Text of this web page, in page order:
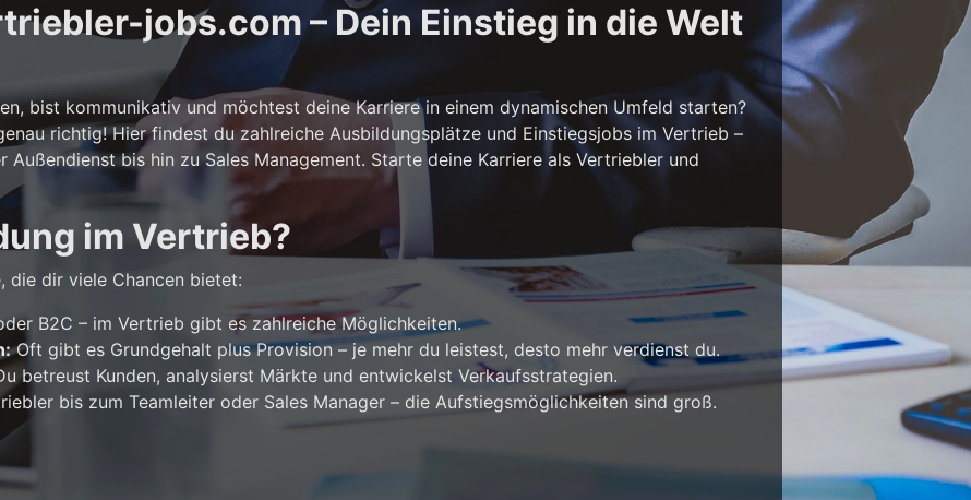
jobs.com – Dein Einstieg in die Welt
bist kommunikativ und möchtest deine Karriere in einem dynamischen Umfeld starten?
richtig! Hier findest du zahlreiche Ausbildungsplätze und Einstiegsjobs im Vertrieb –
bis hin zu Sales Management. Starte deine Karriere als Vertriebler und
im Vertrieb?
die dir viele Chancen bietet:
B2C – im Vertrieb gibt es zahlreiche Möglichkeiten.
Oft gibt es Grundgehalt plus Provision – je mehr du leistest, desto mehr verdienst du.
betreust Kunden, analysierst Märkte und entwickelst Verkaufsstrategien.
bis zum Teamleiter oder Sales Manager – die Aufstiegsmöglichkeiten sind groß.